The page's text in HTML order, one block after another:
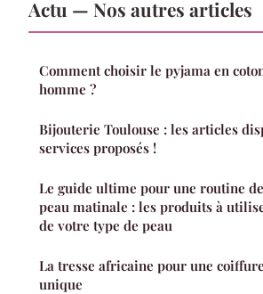
Actu — Nos autres articles
Comment choisir le pyjama en
homme ?
Bijouterie Toulouse : les articles
services proposés !
Le guide ultime pour une routine
peau matinale : les produits à
de votre type de peau
La tresse africaine pour une
unique